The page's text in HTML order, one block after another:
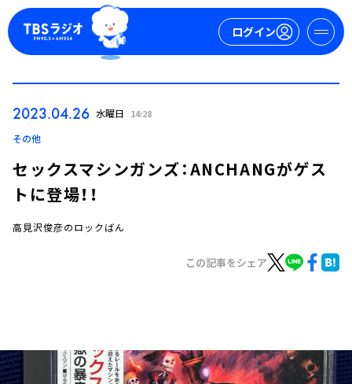
ログイン
お知らせ
イベント・グッズ
2023.04.26 水曜日 14:28
その他
セックスマシンガンズ：ANCHANGがゲス
トに登場！！
高見沢俊彦のロックばん
この記事をシェア